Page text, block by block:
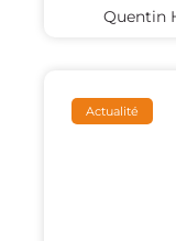
Quentin
Actualité